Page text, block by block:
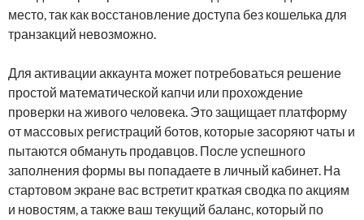
место, так как восстановление доступа без кошелька для
транзакций невозможно.
Для активации аккаунта может потребоваться решение
простой математической капчи или прохождение
проверки на живого человека. Это защищает платформу
от массовых регистраций ботов, которые засоряют чаты и
пытаются обмануть продавцов. После успешного
заполнения формы вы попадаете в личный кабинет. На
стартовом экране вас встретит краткая сводка по акциям
и новостям, а также ваш текущий баланс, который по